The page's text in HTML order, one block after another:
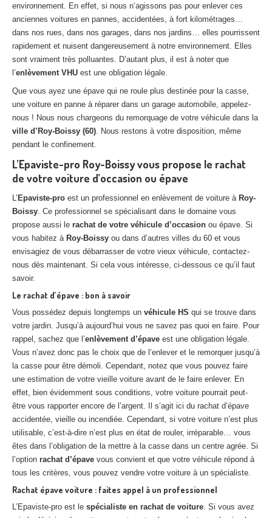
Centreagréé VHU 95 : casse auto avec destruction
DOCUMENTSÀ JOINDRE
RACHATVÉHICULES
01 83 64 20 40
environnement. En effet, si nous n’agissons pas pour enlever ces
anciennes voitures en pannes, accidentées, à fort kilométrages…
dans nos rues, dans nos garages, dans nos jardins… elles pourrissent
rapidement et nuisent dangereusement à notre environnement. Elles
sont vraiment très polluantes. D’autant plus, il est à noter que
l’enlèvement VHU est une obligation légale.
Que vous ayez une épave qui ne roule plus destinée pour la casse,
une voiture en panne à réparer dans un garage automobile, appelez-
nous ! Nous nous chargeons du remorquage de votre véhicule dans la
ville d’Roy-Boissy (60). Nous restons à votre disposition, même
pendant le confinement.
L’Epaviste-pro Roy-Boissy vous propose le rachat
de votre voiture d’occasion ou épave
L’ Epaviste-pro est un professionnel en enlèvement de voiture à Roy-
Boissy. Ce professionnel se spécialisant dans le domaine vous
propose aussi le rachat de votre véhicule d’occasion ou épave. Si
vous habitez à Roy-Boissy ou dans d’autres villes du 60 et vous
envisagiez de vous débarrasser de votre vieux véhicule, contactez-
nous dès maintenant. Si cela vous intéresse, ci-dessous ce qu’il faut
savoir.
Le rachat d’épave : bon à savoir
Vous possédez depuis longtemps un véhicule HS qui se trouve dans
votre jardin. Jusqu’à aujourd’hui vous ne savez pas quoi en faire. Pour
rappel, sachez que l’enlèvement d’épave est une obligation légale.
Vous n’avez donc pas le choix que de l’enlever et le remorquer jusqu’à
la casse pour être démoli. Cependant, notez que vous pouvez faire
une estimation de votre vieille voiture avant de le faire enlever. En
effet, bien évidemment sous conditions, votre voiture pourrait peut-
être vous rapporter encore de l’argent. Il s’agit ici du rachat d’épave
accidentée, vieille ou incendiée. Cependant, si votre voiture n’est plus
utilisable, c’est-à-dire n’est plus en état de rouler, irréparable… vous
êtes dans l’obligation de la mettre à la casse dans un centre agrée. Si
l’option rachat d’épave vous convient et que votre véhicule répond à
tous les critères, vous pouvez vendre votre voiture à un spécialiste.
Rachat épave voiture : faites appel à un professionnel
L’Epaviste-pro est le spécialiste en rachat de voiture. Si vous avez